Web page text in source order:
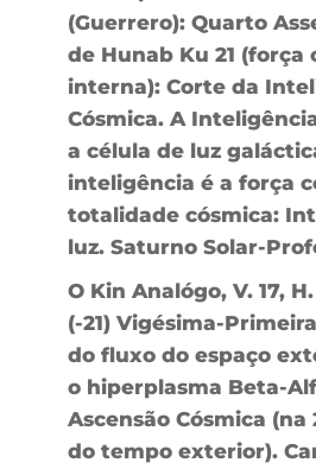
(Guerrero): Quarto
de Hunab Ku 21
interna): Corte da
Cósmica. A
a célula de luz
inteligência é a força
totalidade cósmica:
luz. Saturno Solar-
O Kin Analógo, V. 17,
(-21) Vigésima-
do fluxo do espaço
o hiperplasma Beta-
Ascensão Cósmica (na
do tempo exterior).